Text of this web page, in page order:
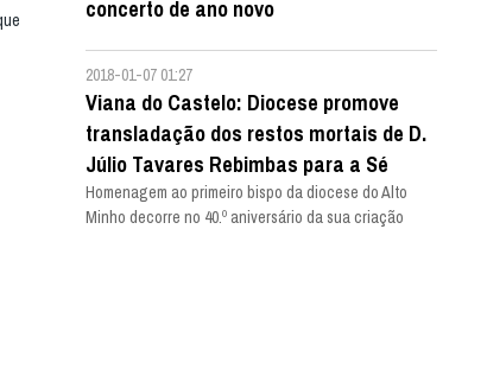
concerto de ano novo
2018-01-07 01:27
Viana do Castelo: Diocese promove
transladação dos restos mortais de D.
Júlio Tavares Rebimbas para a Sé
Homenagem ao primeiro bispo da diocese do Alto
Minho decorre no 40.º aniversário da sua criação